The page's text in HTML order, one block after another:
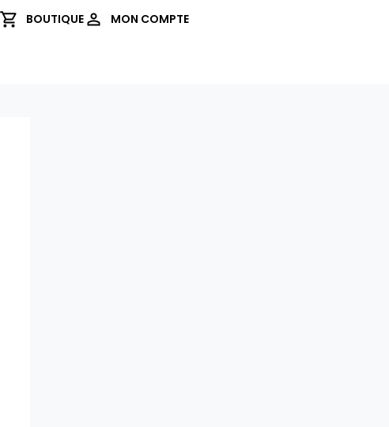
BOUTIQUE MON COMPTE